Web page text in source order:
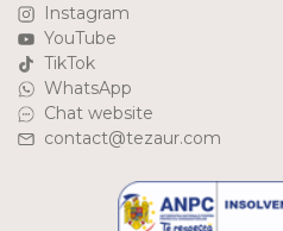
Instagram
YouTube
TikTok
WhatsApp
Chat website
contact@tezaur.com